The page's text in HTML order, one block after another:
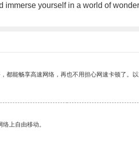
yourself in a world of
能畅享高速网络，再也不用担心网速卡顿了。
上自由移动。